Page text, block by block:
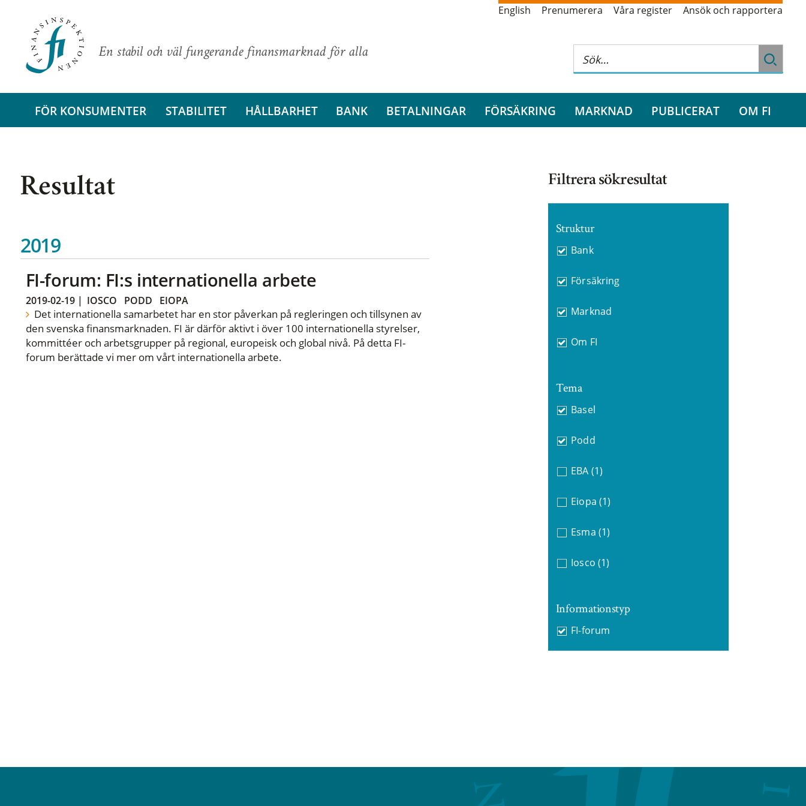
En stabil och väl fungerande finansmarknad för alla
English Prenumerera Våra register Ansök och rapportera
FÖR KONSUMENTER STABILITET HÅLLBARHET BANK BETALNINGAR FÖRSÄKRING MARKNAD PUBLICERAT OM FI
Resultat
2019
FI-forum: FI:s internationella arbete
2019-02-19| IOSCO PODD EIOPA
Det internationella samarbetet har en stor påverkan på regleringen och tillsynen av
den svenska finansmarknaden. FI är därför aktivt i över 100 internationella styrelser,
kommittéer och arbetsgrupper på regional, europeisk och global nivå. På detta FI-
forum berättade vi mer om vårt internationella arbete.
Filtrera sökresultat
Struktur
Bank
Försäkring
Marknad
Om FI
Tema
Basel
Podd
EBA (1)
Eiopa (1)
Esma (1)
Iosco (1)
Informationstyp
FI-forum